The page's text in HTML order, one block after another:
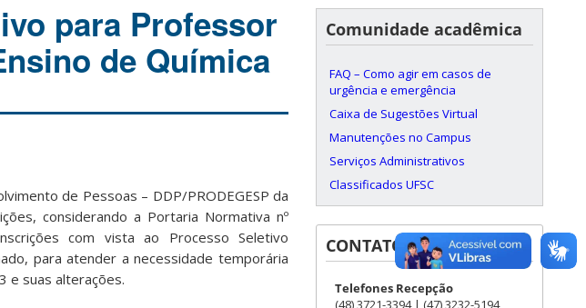
para Professor
de Química
de Pessoas – DDP/PRODEGESP da
considerando a Portaria Normativa nº
com vista ao Processo Seletivo
para atender a necessidade temporária
e suas alterações.
Comunidade acadêmica
FAQ – Como agir em casos de
urgência e emergência
Caixa de Sugestões Virtual
Manutenções no Campus
Serviços Administrativos
Classificados UFSC
CONTATOS
Telefones Recepção
(48) 3721-3394 | (47) 3232-5194